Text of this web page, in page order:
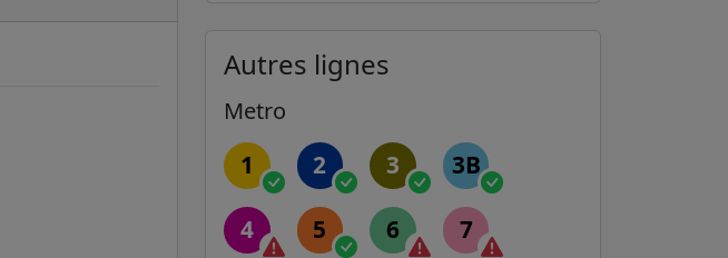
Autres lignes
Metro
1 2 3 3B
4 5 6 7